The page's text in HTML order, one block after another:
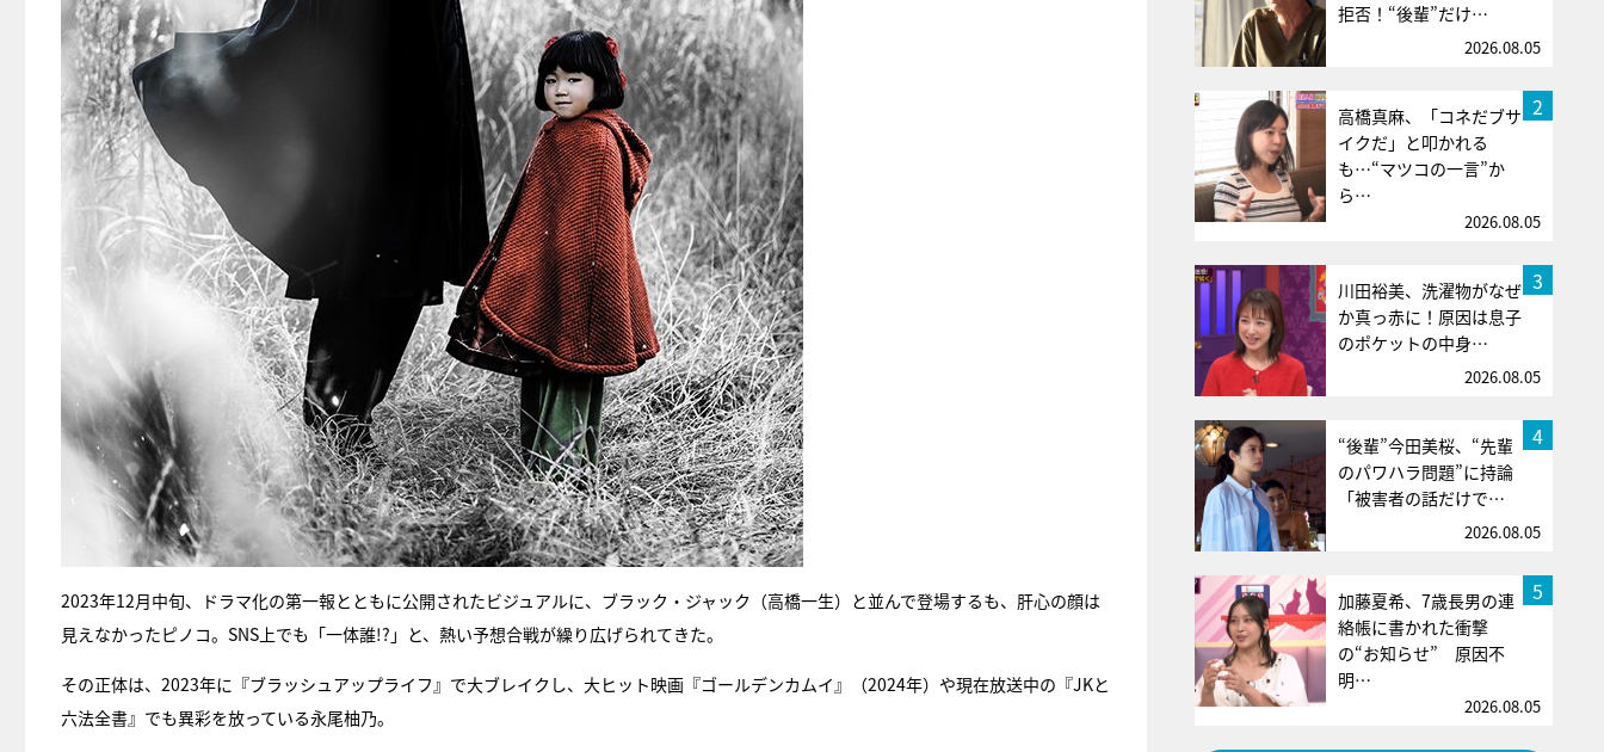
2023年12月中旬、ドラマ化の第一報とともに公開されたビジュアルに、ブラック・ジャック（高橋一生）と並んで登場するも、肝心の顔は
見えなかったピノコ。SNS上でも「一体誰!?」と、熱い予想合戦が繰り広げられてきた。
その正体は、2023年に『ブラッシュアップライフ』で大ブレイクし、大ヒット映画『ゴールデンカムイ』（2024年）や現在放送中の『JKと
六法全書』でも異彩を放っている永尾柚乃。
拒否！“後輩”だけ…
2026.08.05
2
高橋真麻、「コネだブサ
イクだ」と叩かれる
も…“マツコの一言”か
ら…
2026.08.05
3
川田裕美、洗濯物がなぜ
か真っ赤に！原因は息子
のポケットの中身…
2026.08.05
4
“後輩”今田美桜、“先輩
のパワハラ問題”に持論
「被害者の話だけで…
2026.08.05
5
加藤夏希、7歳長男の連
絡帳に書かれた衝撃
の“お知らせ” 原因不
明…
2026.08.05